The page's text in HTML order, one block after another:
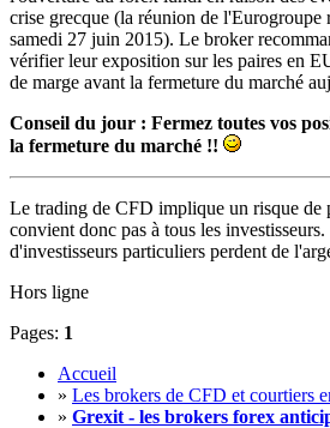
crise grecque (la réunion de l'Eurogroupe
samedi 27 juin 2015). Le broker
vérifier leur exposition sur les paires en
de marge avant la fermeture du marché
Conseil du jour : Fermez toutes vos
la fermeture du marché !!
Le trading de CFD implique un risque de
convient donc pas à tous les
d'investisseurs particuliers perdent de
Hors ligne
Pages: 1
Accueil
» Les brokers de CFD et courtiers
» Grexit - les brokers forex